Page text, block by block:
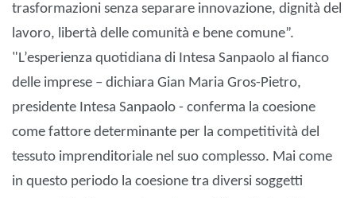
trasformazioni senza separare innovazione, dignità del
lavoro, libertà delle comunità e bene comune”.
"L’esperienza quotidiana di Intesa Sanpaolo al fianco
delle imprese – dichiara Gian Maria Gros-Pietro,
presidente Intesa Sanpaolo - conferma la coesione
come fattore determinante per la competitività del
tessuto imprenditoriale nel suo complesso. Mai come
in questo periodo la coesione tra diversi soggetti